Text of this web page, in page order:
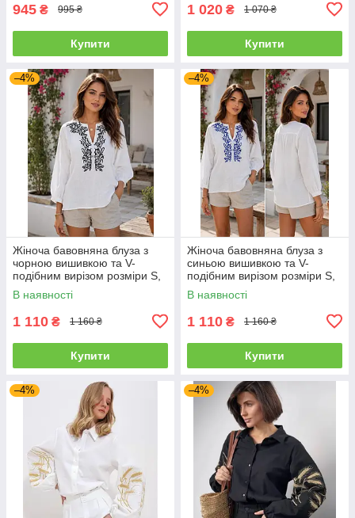
945 ₴ 995 ₴
Купити
1 020 ₴ 1 070 ₴
Купити
–4%
Жіноча бавовняна блуза з
чорною вишивкою та V-
подібним вирізом розміри S,
M, L
В наявності
1 110 ₴ 1 160 ₴
Купити
–4%
Жіноча бавовняна блуза з
синьою вишивкою та V-
подібним вирізом розміри S,
M, L
В наявності
1 110 ₴ 1 160 ₴
Купити
–4% –4%